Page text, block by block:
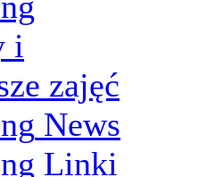
i
zajęć
News
Linki